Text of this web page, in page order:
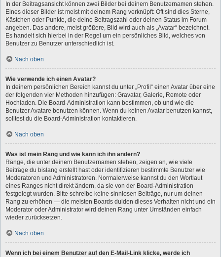
In der Beitragsansicht können zwei Bilder bei deinem Benutzernamen stehen.
Eines dieser Bilder ist meist mit deinem Rang verknüpft: Oft sind dies Sterne,
Kästchen oder Punkte, die deine Beitragszahl oder deinen Status im Forum
angeben. Das andere, meist größere, Bild wird auch als „Avatar“ bezeichnet.
Es handelt sich hierbei in der Regel um ein persönliches Bild, welches von
Benutzer zu Benutzer unterschiedlich ist.
Nach oben
Wie verwende ich einen Avatar?
In deinem persönlichen Bereich kannst du unter „Profil“ einen Avatar über eine
der folgenden vier Methoden hinzufügen: Gravatar, Galerie, Remote oder
Hochladen. Die Board-Administration kann bestimmen, ob und wie die
Benutzer Avatare benutzen können. Wenn du keinen Avatar benutzen kannst,
solltest du die Board-Administration kontaktieren.
Nach oben
Was ist mein Rang und wie kann ich ihn ändern?
Ränge, die unter deinem Benutzernamen stehen, zeigen an, wie viele
Beiträge du bislang erstellt hast oder identifizieren bestimmte Benutzer wie
Moderatoren und Administratoren. Normalerweise kannst du den Wortlaut
eines Ranges nicht direkt ändern, da sie von der Board-Administration
festgelegt wurden. Bitte schreibe keine sinnlosen Beiträge, nur um deinen
Rang zu erhöhen — die meisten Boards dulden dieses Verhalten nicht und ein
Moderator oder Administrator wird deinen Rang unter Umständen einfach
wieder zurücksetzen.
Nach oben
Wenn ich bei einem Benutzer auf den E-Mail-Link klicke, werde ich